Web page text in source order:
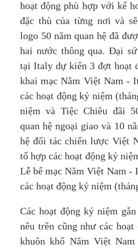
hoạt động phù hợp với kế
đặc thù của từng nơi và
logo 50 năm quan hệ đã
hai nước thông qua. Đại
tại Italy dự kiến 3 đợt hoạt
khai mạc Năm Việt Nam -
các hoạt động kỷ niệm
niệm và Tiệc Chiêu đãi
quan hệ ngoại giao và 10
hệ đối tác chiến lược Việt
tổ hợp các hoạt động kỷ
Lễ bế mạc Năm Việt Nam -
các hoạt động kỷ niệm
Các hoạt động kỷ niệm
nêu trên cũng như các hoạt
khuôn khổ Năm Việt